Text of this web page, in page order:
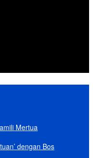
Mertua
dengan Bos